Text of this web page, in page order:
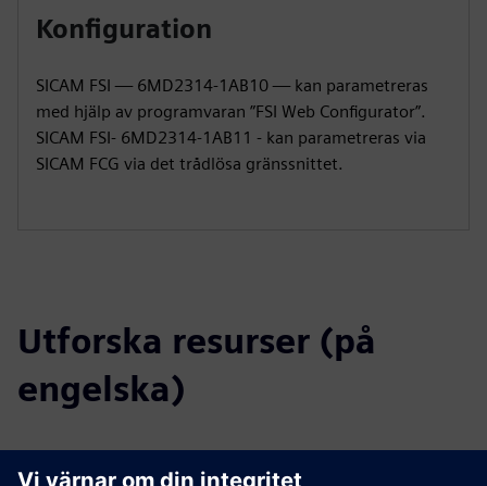
Konfiguration
SICAM FSI — 6MD2314-1AB10 — kan parametreras
med hjälp av programvaran ”FSI Web Configurator”.
SICAM FSI- 6MD2314-1AB11 - kan parametreras via
SICAM FCG via det trådlösa gränssnittet.
Utforska resurser (på
engelska)
Nedladdningar